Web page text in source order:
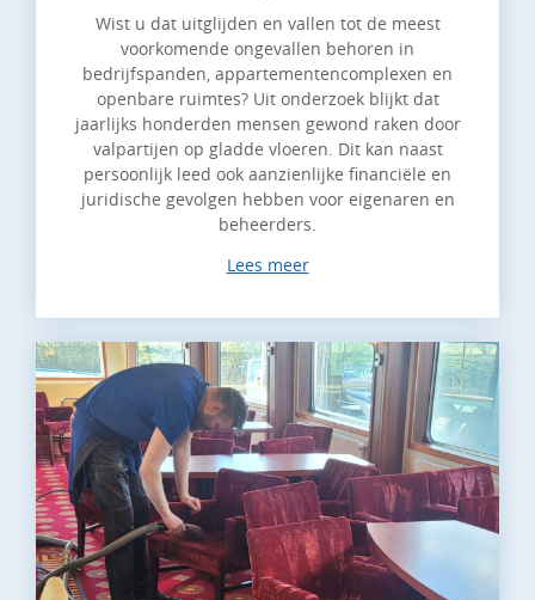
Wist u dat uitglijden en vallen tot de meest
voorkomende ongevallen behoren in
bedrijfspanden, appartementencomplexen en
openbare ruimtes? Uit onderzoek blijkt dat
jaarlijks honderden mensen gewond raken door
valpartijen op gladde vloeren. Dit kan naast
persoonlijk leed ook aanzienlijke financiële en
juridische gevolgen hebben voor eigenaren en
beheerders.
Lees meer